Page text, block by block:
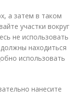
а затем в таком
участки вокруг
не использовать
находиться
использовать
нанесите